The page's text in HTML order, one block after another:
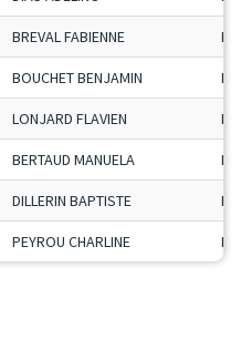
BREVAL FABIENNE
BOUCHET BENJAMIN
LONJARD FLAVIEN
BERTAUD MANUELA
DILLERIN BAPTISTE
PEYROU CHARLINE